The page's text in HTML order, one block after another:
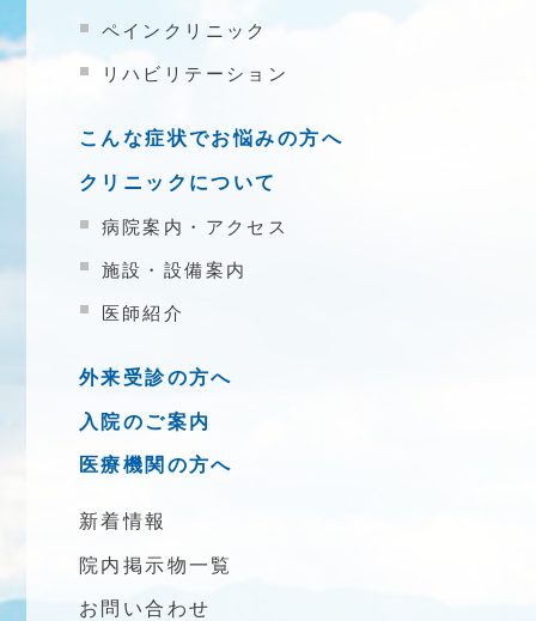
ペインクリニック
リハビリテーション
こんな症状でお悩みの方へ
クリニックについて
病院案内・アクセス
施設・設備案内
医師紹介
外来受診の方へ
入院のご案内
医療機関の方へ
新着情報
院内掲示物一覧
お問い合わせ